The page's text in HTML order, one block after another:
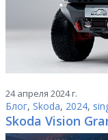
24 апреля 2024 г.
Блог, Skoda, 2024,
Skoda Vision